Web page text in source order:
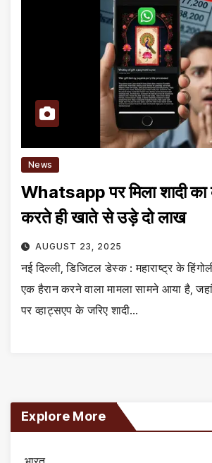
News
Whatsapp पर मिला शादी का
करते ही खाते से उड़े दो लाख
AUGUST 23, 2025
नई दिल्ली, डिजिटल डेस्क : महाराष्ट्र के
एक हैरान करने वाला मामला सामने आया है,
पर व्हाट्सएप के जरिए शादी…
Explore More